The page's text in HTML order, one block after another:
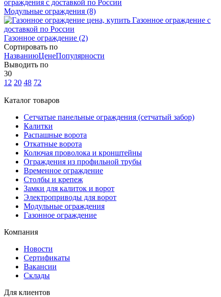
Модульные ограждения (8)
Газонное ограждение (2)
Сортировать по
НазваниюЦенеПопулярности
Выводить по
30
12 20 48 72
Каталог товаров
Сетчатые панельные ограждения (сетчатый забор)
Калитки
Распашные ворота
Откатные ворота
Колючая проволока и кронштейны
Ограждения из профильной трубы
Временное ограждение
Столбы и крепеж
Замки для калиток и ворот
Электроприводы для ворот
Модульные ограждения
Газонное ограждение
Компания
Новости
Сертификаты
Вакансии
Склады
Для клиентов